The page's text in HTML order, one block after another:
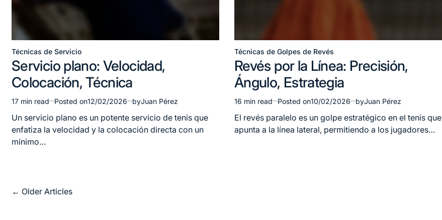
Posted
in
Técnicas de Servicio
Servicio plano: Velocidad,
Colocación, Técnica
Estimated
read
time
17 min read Posted on12/02/2026 byJuan Pérez
Un servicio plano es un potente servicio de tenis que
enfatiza la velocidad y la colocación directa con un
mínimo…
Posted
in
Técnicas de Golpes de Revés
Revés por la Línea: Precisión,
Ángulo, Estrategia
Estimated
read
time
16 min read Posted on10/02/2026 byJuan Pérez
El revés paralelo es un golpe estratégico en el tenis que
apunta a la línea lateral, permitiendo a los jugadores…
Posts
← Older Articles